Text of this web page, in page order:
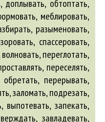
доплывать, обтоптать,
меблировать,
разыменовать,
спассеровать,
переглотать,
переселять,
обретать, перерывать,
заломать, подрезать,
выпотевать, запекать,
завладевать,